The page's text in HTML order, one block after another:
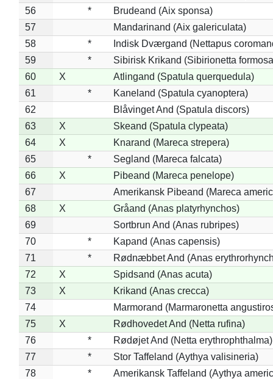
56
*
Brudeand (Aix sponsa)
57
Mandarinand (Aix galericulata)
58
*
Indisk Dværgand (Nettapus
59
*
Sibirisk Krikand (Sibirionetta
60
X
Atlingand (Spatula querquedula)
61
*
Kaneland (Spatula cyanoptera)
62
Blåvinget And (Spatula discors)
63
X
Skeand (Spatula clypeata)
64
X
Knarand (Mareca strepera)
65
*
Segland (Mareca falcata)
66
X
Pibeand (Mareca penelope)
67
Amerikansk Pibeand (Mareca
68
X
Gråand (Anas platyrhynchos)
69
Sortbrun And (Anas rubripes)
70
*
Kapand (Anas capensis)
71
*
Rødnæbbet And (Anas
72
X
Spidsand (Anas acuta)
73
X
Krikand (Anas crecca)
74
Marmorand (Marmaronetta
75
X
Rødhovedet And (Netta rufina)
76
*
Rødøjet And (Netta erythrophthalma)
77
*
Stor Taffeland (Aythya valisineria)
78
*
Amerikansk Taffeland (Aythya